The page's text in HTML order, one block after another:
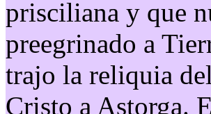
prisciliana y que
preegrinado a
trajo la reliquia
Cristo a Astorga.